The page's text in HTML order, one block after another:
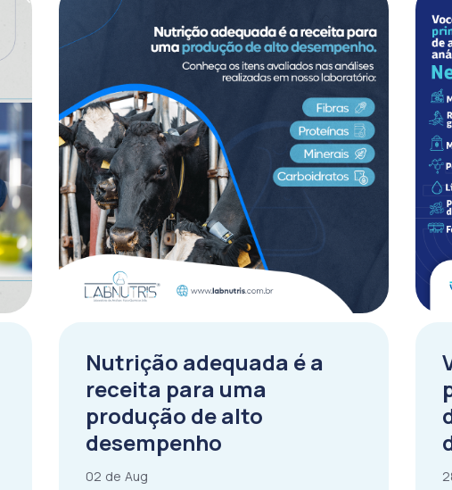
Nutrição adequada é a
receita para uma
produção de alto
desempenho
02 de Aug